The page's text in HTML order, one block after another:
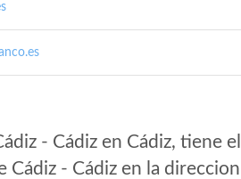
- Cádiz en Cádiz, tiene el
Cádiz - Cádiz en la direccion